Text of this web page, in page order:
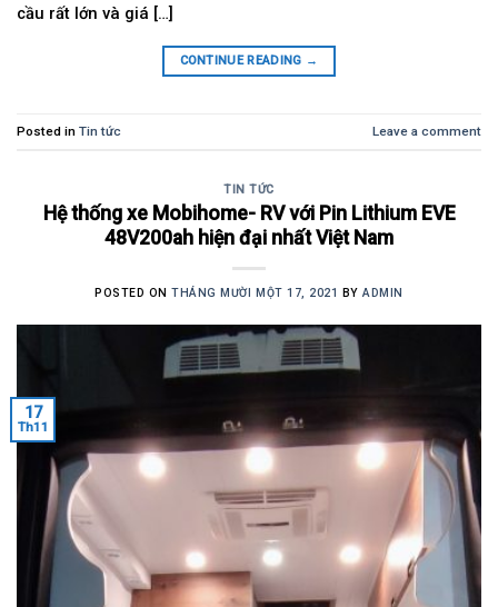
cầu rất lớn và giá […]
CONTINUE READING →
Posted in Tin tức Leave a comment
TIN TỨC
Hệ thống xe Mobihome- RV với Pin Lithium EVE
48V200ah hiện đại nhất Việt Nam
POSTED ONTHÁNG MƯỜI MỘT 17, 2021 BYADMIN
17
Th11